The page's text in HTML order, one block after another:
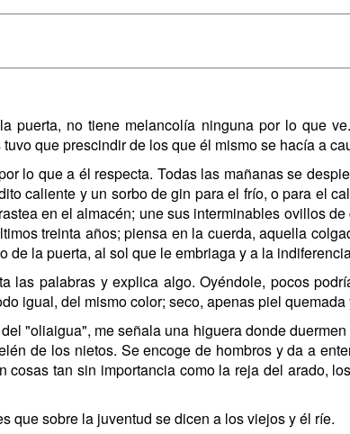
puerta, no tiene melancolía ninguna por lo que
que prescindir de los que él mismo se hacía a
lo que a él respecta. Todas las mañanas se
caliente y un sorbo de gin para el frío, o para el
en el almacén; une sus interminables ovillos
treinta años; piensa en la cuerda, aquella
de la puerta, al sol que le embriaga y a la
palabras y explica algo. Oyéndole, pocos
igual, del mismo color; seco, apenas piel quemada
"oliaigua", me señala una higuera donde
de los nietos. Se encoge de hombros y da a
cosas tan sin importancia como la reja del arado,
que sobre la juventud se dicen a los viejos y él ríe.